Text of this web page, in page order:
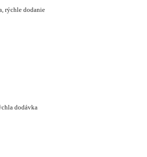
rýchle dodanie
dodávka